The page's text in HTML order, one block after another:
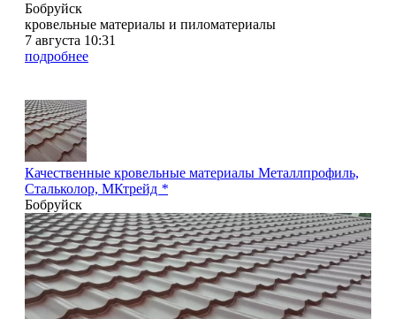
Бобруйск
кровельные материалы и пиломатериалы
7 августа 10:31
подробнее
Качественные кровельные материалы Металлпрофиль,
Стальколор, МКтрейд *
Бобруйск